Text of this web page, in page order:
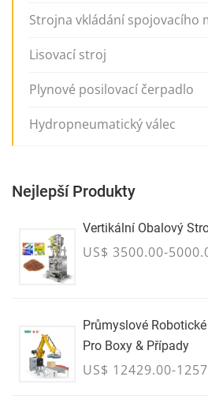
Strojna vkládání spojovacího
Lisovací stroj
Plynové posilovací čerpadlo
Hydropneumatický válec
Nejlepší Produkty
Vertikální Obalový
US$ 3500.00-
Průmyslové
Pro Boxy & Případy
US$ 12429.00-